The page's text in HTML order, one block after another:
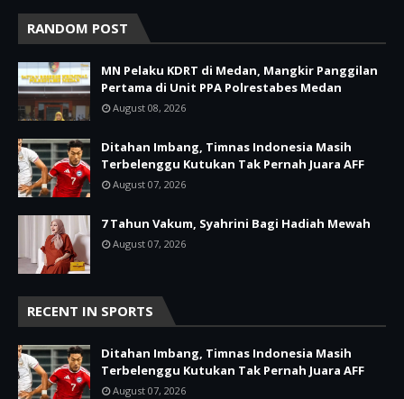
RANDOM POST
MN Pelaku KDRT di Medan, Mangkir Panggilan
Pertama di Unit PPA Polrestabes Medan
August 08, 2026
Ditahan Imbang, Timnas Indonesia Masih
Terbelenggu Kutukan Tak Pernah Juara AFF
August 07, 2026
7 Tahun Vakum, Syahrini Bagi Hadiah Mewah
August 07, 2026
RECENT IN SPORTS
Ditahan Imbang, Timnas Indonesia Masih
Terbelenggu Kutukan Tak Pernah Juara AFF
August 07, 2026